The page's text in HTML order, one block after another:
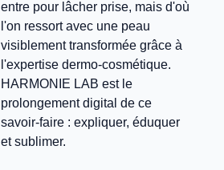
entre pour lâcher prise, mais d'où
l'on ressort avec une peau
visiblement transformée grâce à
l'expertise dermo-cosmétique.
HARMONIE LAB est le
prolongement digital de ce
savoir-faire : expliquer, éduquer
et sublimer.